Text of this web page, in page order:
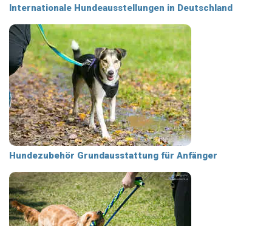
Internationale Hundeausstellungen in Deutschland
Hundezubehör Grundausstattung für Anfänger